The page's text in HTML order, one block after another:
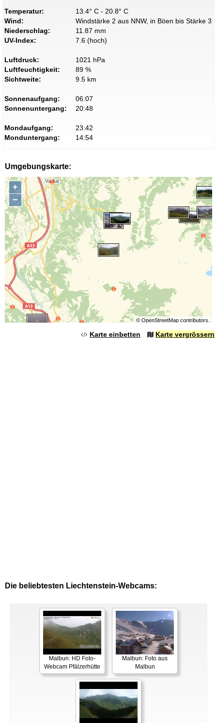
Temperatur:
13.4° C - 20.8° C
Wind:
Windstärke 2 aus NNW, in Böen bis Stärke 3
Niederschlag:
11.87 mm
UV-Index:
7.6 (hoch)
Luftdruck:
1021 hPa
Luftfeuchtigkeit:
89 %
Sichtweite:
9.5 km
Sonnenaufgang:
06:07
Sonnenuntergang:
20:48
Mondaufgang:
23:42
Monduntergang:
14:54
Umgebungskarte:
+
−
© OpenStreetMapcontributors.
Karte einbetten Karte vergrössern
Die beliebtesten Liechtenstein-Webcams:
Malbun: HD Foto-
Webcam Pfälzerhütte
Malbun: Foto aus
Malbun